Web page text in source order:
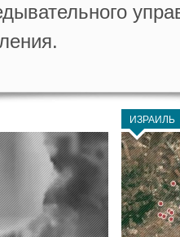
ИЗРАИЛЬ